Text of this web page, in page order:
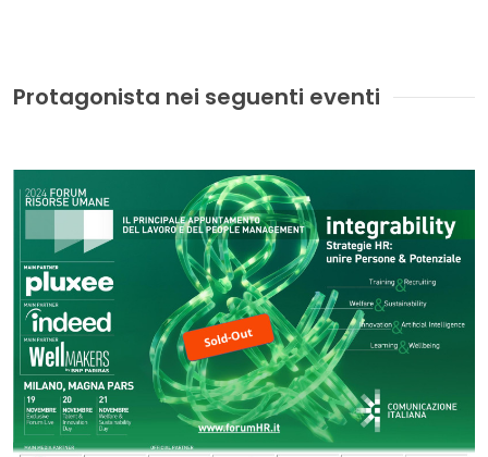
Protagonista nei seguenti eventi